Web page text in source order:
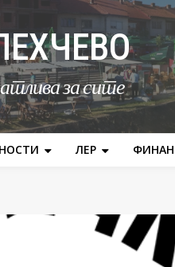
за сите
ЛЕР